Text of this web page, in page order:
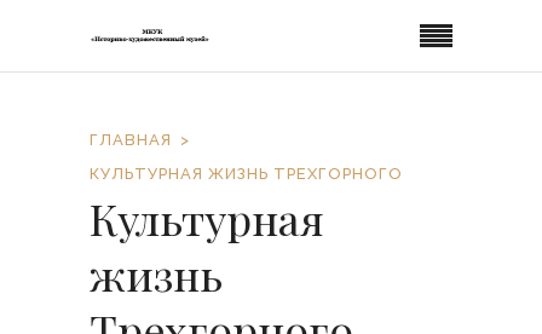
ГЛАВНАЯ
КУЛЬТУРНАЯ ЖИЗНЬ ТРЕХГОРНОГО
Культурная
жизнь